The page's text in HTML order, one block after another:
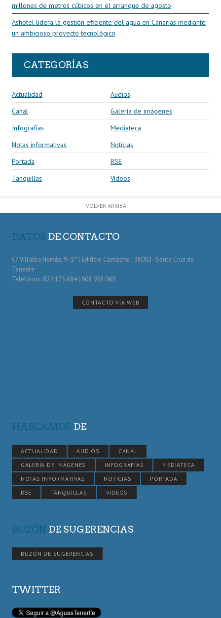
millones de metros cúbicos en el arranque de agosto
Ashotel lidera la gestión eficiente del agua en Canarias mediante
un ambicioso proyecto tecnológico
CATEGORÍAS
Actualidad
Audios
Canal
Galería de imágenes
Infografías
Mediateca
Notas informativas
Noticias
Portada
RSE
Tanquillas
Vídeos
VOLVER ARRIBA
DATOS DE CONTACTO
C/ Villalba Hervás, 9 -1º | Edificio Camacho | 38002 · Santa Cruz de
Tenerife
Telefónos: 822 175 684 | 608 958 069
CONTACTO VÍA WEB
HABLAMOS DE
ACTUALIDAD AUDIOS
CANAL
GALERÍA DE IMÁGENES
INFOGRAFÍAS
MEDIATECA
NOTAS INFORMATIVAS
NOTICIAS
PORTADA
RSE
TANQUILLAS VÍDEOS
BUZÓN DE SUGERENCIAS
BUZÓN DE SUGERENCIAS
TWITTER